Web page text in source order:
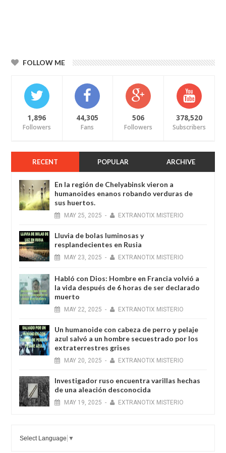
FOLLOW ME
1,896
Followers
44,305
Fans
506
Followers
378,520
Subscribers
RECENT POPULAR ARCHIVE
En la región de Chelyabinsk vieron a
humanoides enanos robando verduras de
sus huertos.
MAY 25, 2025 - EXTRANOTIX MISTERIO
Lluvia de bolas luminosas y
resplandecientes en Rusia
MAY 23, 2025 - EXTRANOTIX MISTERIO
Habló con Dios: Hombre en Francia volvió a
la vida después de 6 horas de ser declarado
muerto
MAY 22, 2025 - EXTRANOTIX MISTERIO
Un humanoide con cabeza de perro у pelaje
azul salvó a un hombre secuestrado por los
extraterrestres grises
MAY 20, 2025 - EXTRANOTIX MISTERIO
Investigador ruso encuentra varillas hechas
de una aleación desconocida
MAY 19, 2025 - EXTRANOTIX MISTERIO
Select Language ▼